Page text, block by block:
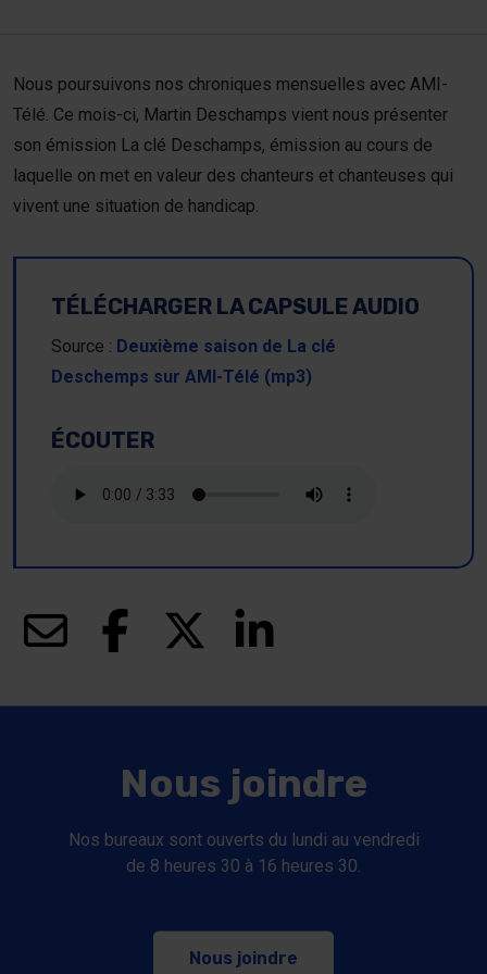
Nous poursuivons nos chroniques mensuelles avec AMI-
Télé. Ce mois-ci, Martin Deschamps vient nous présenter
son émission La clé Deschamps, émission au cours de
laquelle on met en valeur des chanteurs et chanteuses qui
vivent une situation de handicap.
TÉLÉCHARGER LA CAPSULE AUDIO
Source : Deuxième saison de La clé
Deschemps sur AMI-Télé (mp3)
ÉCOUTER
(ce lien s’ouvrira dans une nouvelle fenêtre)
(ce lien s’ouvrira dans une nouvelle
(ce lien s’ouvrira dans une
Nous joindre
Nos bureaux sont ouverts du lundi au vendredi
de 8 heures 30 à 16 heures 30.
Nous joindre